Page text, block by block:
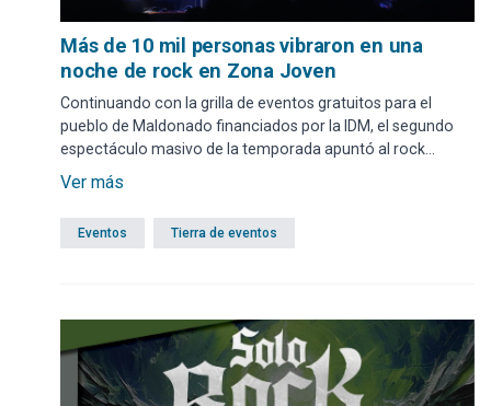
Más de 10 mil personas vibraron en una
noche de rock en Zona Joven
Continuando con la grilla de eventos gratuitos para el
pueblo de Maldonado financiados por la IDM, el segundo
espectáculo masivo de la temporada apuntó al rock
nacional.
Ver más
Eventos Tierra de eventos